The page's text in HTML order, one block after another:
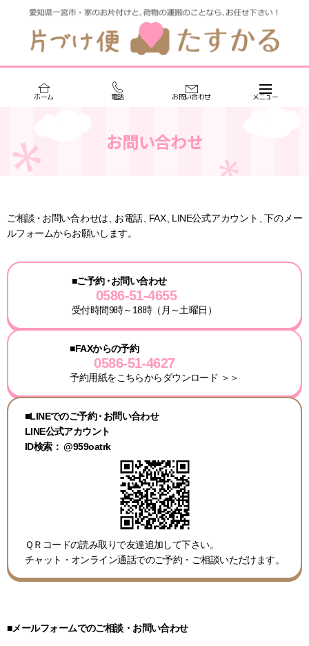
お問い合わせ
ご相談・お問い合わせは 、お電話 、FAX、LINE公式アカウント 、
下のメー
ルフォームからお願いします。
■ご予約・お問い合わせ
0586-51-4655
受付時間9時～18時（月～土曜日）
■FAXからの予約
0586-51-4627
予約用紙をこちらからダウンロード ＞＞
■LINEでのご予約・お問い合わせ
LINE公式アカウント
ID検索： @959oatrk
ＱＲコードの読み取りで友達追加して下さい。
チャット・オンライン通話でのご予約・ご相談いただけます。
■メールフォームでのご相談・お問い合わせ